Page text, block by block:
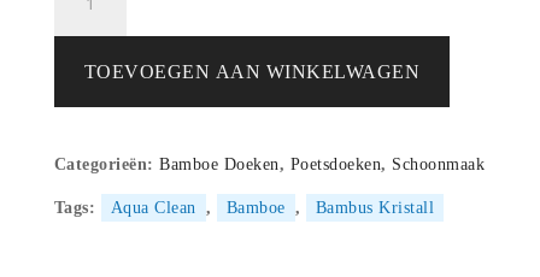
delige
-
Aqua
TOEVOEGEN AAN WINKELWAGEN
Categorieën:Bamboe Doeken, Poetsdoeken, Schoonmaak
Tags: Aqua Clean , Bamboe , Bambus Kristall